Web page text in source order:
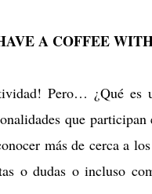
A COFFEE
Pero… ¿Qué
que
más de cerca a
o dudas o incluso